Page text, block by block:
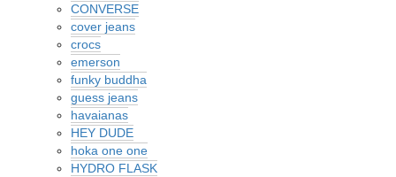
CONVERSE
cover jeans
crocs
emerson
funky buddha
guess jeans
havaianas
HEY DUDE
hoka one one
HYDRO FLASK